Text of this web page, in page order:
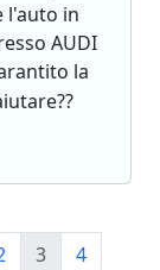
l'auto in
AUDI
la
3
4